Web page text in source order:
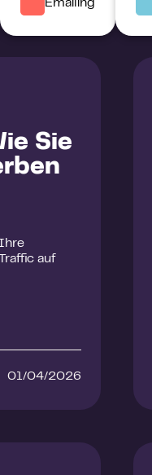
Emailing
Sie
auf
01/04/2026